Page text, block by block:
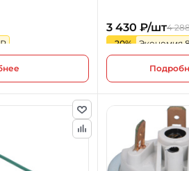
3 430 ₽/шт4
-20%
Экономия